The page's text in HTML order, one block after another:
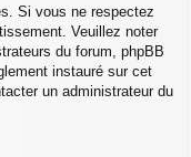
Si vous ne respectez
Veuillez noter
du forum, phpBB
instauré sur cet
un administrateur du